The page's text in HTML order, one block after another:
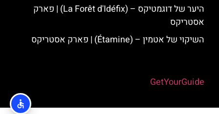
היער של דוגמטיקס – (La Forêt d'Idéfix) | פארק
אסטריקס
השיקוי של אטמין – (Étamine) | פארק אסטריקס
GetYourGuide